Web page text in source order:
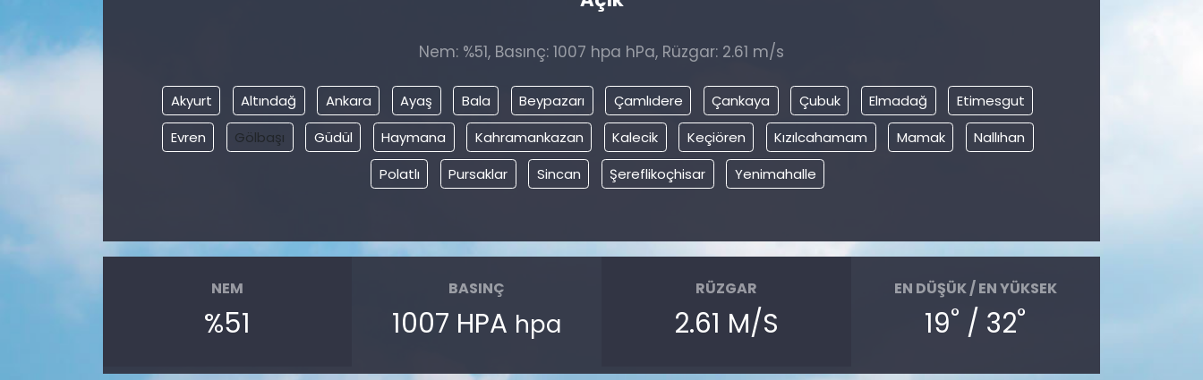
Nem: %51, Basınç: 1007 hpa hPa, Rüzgar: 2.61 m/s
Akyurt Altındağ Ankara Ayaş Bala Beypazarı Çamlıdere Çankaya Çubuk Elmadağ
Etimesgut
Evren
Gölbaşı Güdül Haymana Kahramankazan Kalecik Keçiören Kızılcahamam Mamak
Nallıhan
Polatlı
Pursaklar Sincan Şereflikoçhisar Yenimahalle
NEM
%51
BASINÇ
1007 HPA hpa
RÜZGAR
2.61 M/S
EN DÜŞÜK / EN YÜKSEK
19° / 32°